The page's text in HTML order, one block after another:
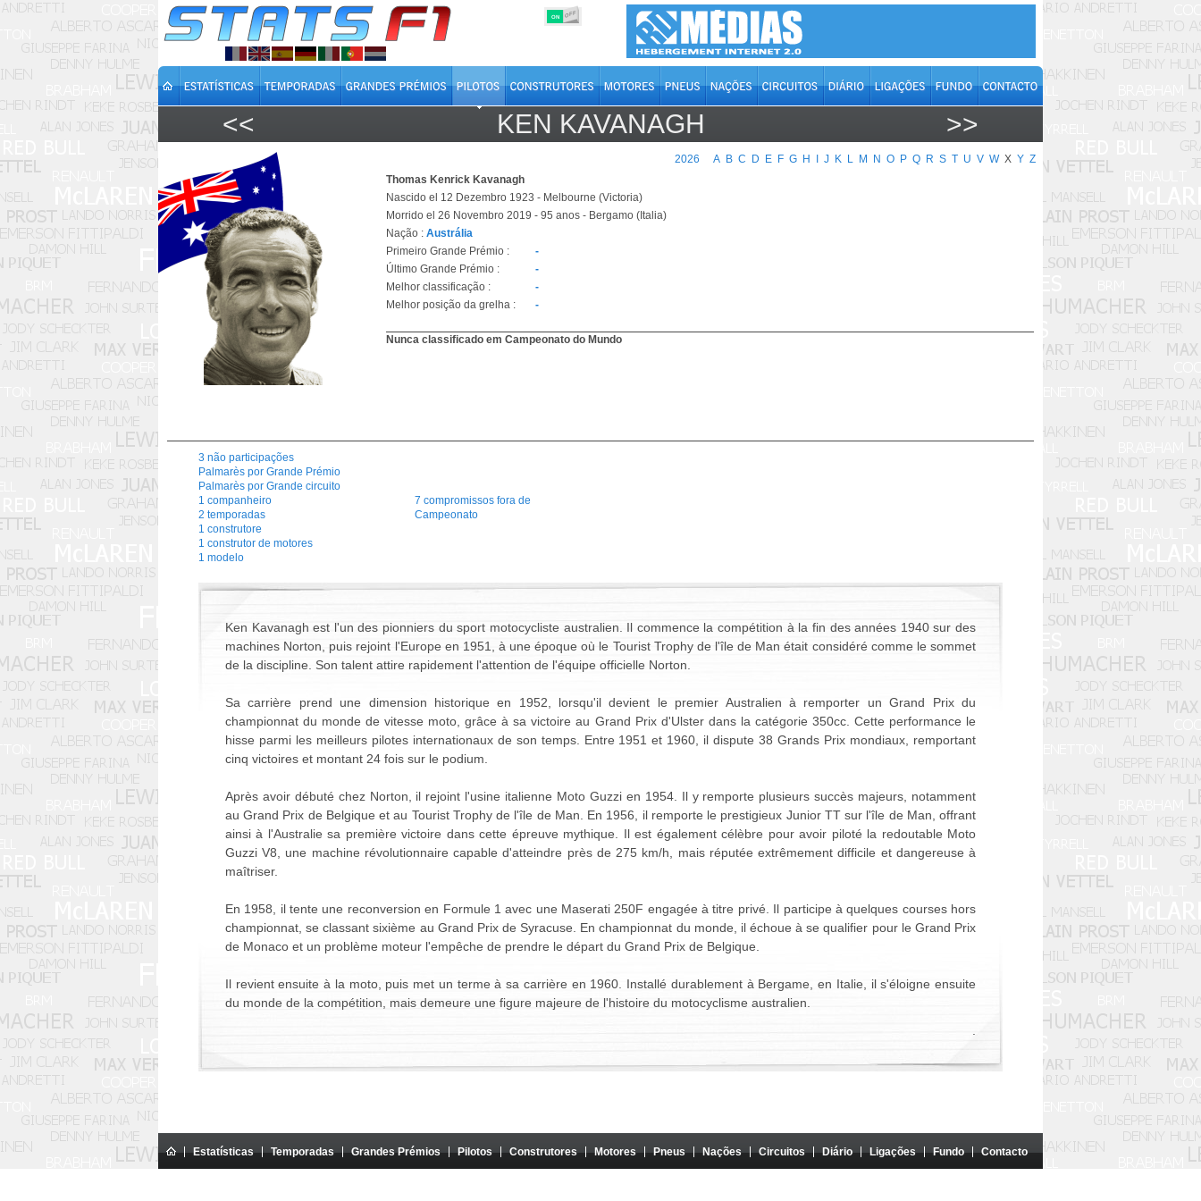
ON OFF
<< KEN KAVANAGH >>
2026 A B C D E F G H J K L M N O P Q R S T U V W X Y Z
Thomas Kenrick Kavanagh
Nascido el 12 Dezembro 1923 - Melbourne (Victoria)
Morrido el 26 Novembro 2019 - 95 anos - Bergamo (Italia)
Nação : Austrália
Primeiro Grande Prémio :
-
Último Grande Prémio :
-
Melhor classificação :
-
Melhor posição da grelha :
-
Nunca classificado em Campeonato do Mundo
3 não participações
Palmarès por Grande Prémio
Palmarès por Grande circuito
1 companheiro
2 temporadas
1 construtore
1 construtor de motores
1 modelo
7 compromissos fora de
Campeonato
Ken Kavanagh est l'un des pionniers du sport motocycliste australien. Il commence la compétition à la fin des années 1940 sur des
machines Norton, puis rejoint l'Europe en 1951, à une époque où le Tourist Trophy de l'île de Man était considéré comme le sommet
de la discipline. Son talent attire rapidement l'attention de l'équipe officielle Norton.
Sa carrière prend une dimension historique en 1952, lorsqu'il devient le premier Australien à remporter un Grand Prix du
championnat du monde de vitesse moto, grâce à sa victoire au Grand Prix d'Ulster dans la catégorie 350cc. Cette performance le
hisse parmi les meilleurs pilotes internationaux de son temps. Entre 1951 et 1960, il dispute 38 Grands Prix mondiaux, remportant
cinq victoires et montant 24 fois sur le podium.
Après avoir débuté chez Norton, il rejoint l'usine italienne Moto Guzzi en 1954. Il y remporte plusieurs succès majeurs, notamment
au Grand Prix de Belgique et au Tourist Trophy de l'île de Man. En 1956, il remporte le prestigieux Junior TT sur l'île de Man, offrant
ainsi à l'Australie sa première victoire dans cette épreuve mythique. Il est également célèbre pour avoir piloté la redoutable Moto
Guzzi V8, une machine révolutionnaire capable d'atteindre près de 275 km/h, mais réputée extrêmement difficile et dangereuse à
maîtriser.
En 1958, il tente une reconversion en Formule 1 avec une Maserati 250F engagée à titre privé. Il participe à quelques courses hors
championnat, se classant sixième au Grand Prix de Syracuse. En championnat du monde, il échoue à se qualifier pour le Grand Prix
de Monaco et un problème moteur l'empêche de prendre le départ du Grand Prix de Belgique.
Il revient ensuite à la moto, puis met un terme à sa carrière en 1960. Installé durablement à Bergame, en Italie, il s'éloigne ensuite
du monde de la compétition, mais demeure une figure majeure de l'histoire du motocyclisme australien.
Estatísticas Temporadas Grandes Prémios Pilotos Construtores Motores Pneus Nações Circuitos Diário Ligações Fundo Contacto